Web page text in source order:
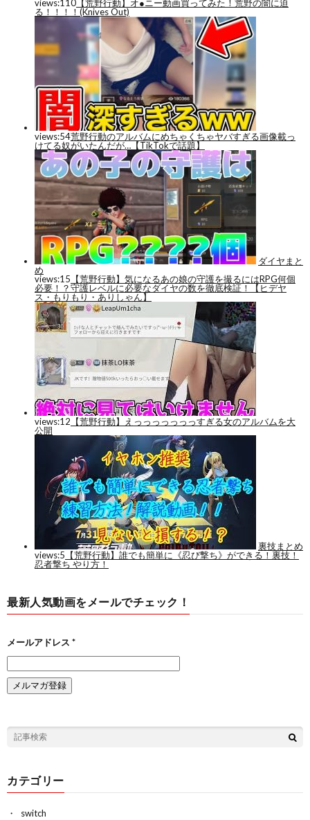
最新人気動画をメールでチェック！
メールアドレス *
カテゴリー
switch